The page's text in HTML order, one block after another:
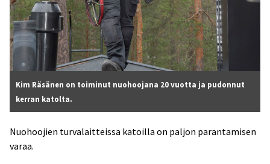
Kim Räsänen on toiminut nuohoojana 20 vuotta ja pudonnut
kerran katolta.
Nuohoojien turvalaitteissa katoilla on paljon parantamisen
varaa.